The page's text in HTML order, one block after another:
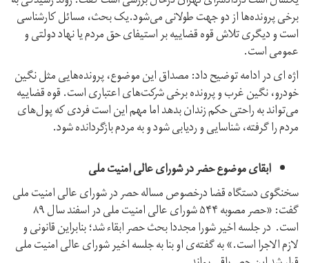
برخی پرونده‌ها از دو جهت طولانی می‌شود.یک بحث، مسائل کارشناسی
است و دیگری تلاش قوه قضاییه بر استیفای حق مردم یا نهاد دولتی و
عمومی است.
اژه ای در ادامه توضیح داد: مصداق این موضوع، پرونده‌هایی مثل نگین
خودرو، نگین غرب و پرونده برخی شرکت‌های اعتباری است. قوه‌ قضاییه
می‌تواند به راحتی حکم زندان بدهد اما مهم این است فردی که پول‌های
مردم را گرفته، شناسایی و ردیابی شود و به مردم بازگردانده شود.
ابقای موضوع حضر در شورای عالی امنیت ملی
سخنگوی دستگاه قضا درخصوص مساله حصر در شورای عالی امنیت ملی
گفت: «حصر مصوبه ۵۴۴ شورای عالی امنیت ملی در اسفند سال ۸۹
است. در جلسه اخیر شورا مجددا بحث حصر ابقاء شد؛ بنابراین قانونی و
لازم الاجرا است.» به گفته‌ی او بنا به جلسه اخیر شورای عالی امنیت ملی